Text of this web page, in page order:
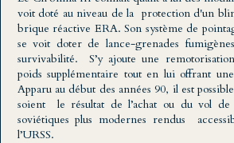
voit doté au niveau de la protection d'un
brique réactive ERA. Son système de
se voit doter de lance-grenades
survivabilité. S’y ajoute une
poids supplémentaire tout en lui offrant
Apparu au début des années 90, il est
soient le résultat de l’achat ou du vol de
soviétiques plus modernes rendus
l’URSS.